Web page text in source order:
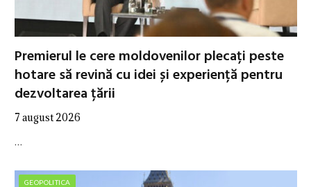
Premierul le cere moldovenilor plecați peste
hotare să revină cu idei și experiență pentru
dezvoltarea țării
7 august 2026
…
GEOPOLITICA